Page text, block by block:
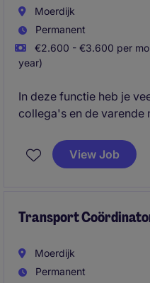
Moerdijk
Permanent
€2.600 - €3.600 per
year)
In deze functie heb je
collega's en de varende
zeevarend personeel,
bemanning tijdens
View Job
Transport
Moerdijk
Permanent